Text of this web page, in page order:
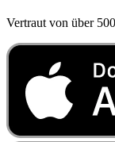
Vertraut von über